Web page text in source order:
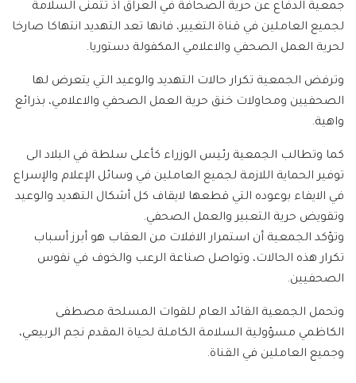
جمعية الدفاع عن حرية الصحافة في العراق اذ تتمنى السلامة
لجميع العاملين في قناة التغيير، فانها تعد التهديد انتهاكا صارخا
لحرية العمل الصحفي والاعلامي المكفولة دستوريا.
وترفض الجمعية تكرار حالات التهديد والوعيد التي يتعرض لها
الصحفيين ومحاولات خنق حرية العمل الصحفي والاعلامي، بذرائع
واهية.
كما وتطالب الجمعية رئيس الوزراء كأعلى سلطة في البلاد الى
توفير الحماية اللازمة لجميع العاملين في وسائل الإعلام والإسراع
في الايفاء بوعوده التي قطعها لايقاف كل أشكال التهديد والوعيد
وتقويض حرية التعبير والعمل الصحفي.
وتؤكد الجمعية أن استمرار الافلات من العقاب هو أبرز أسباب
تكرار هذه الحالات، وتواصل صناعة الرعب والخوف في نفوس
الصحفيين.
وتحمل الجمعية القائد العام للقوات المسلحة مصطفى
الكاظمي مسؤولية السلامة الكاملة لحياة المقدم نجم الربيعي،
وجميع العاملين في القناة.